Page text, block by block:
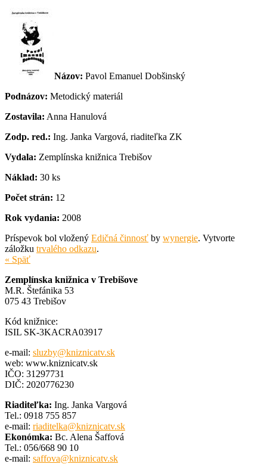
Názov: Pavol Emanuel Dobšinský
Podnázov: Metodický materiál
Zostavila: Anna Hanulová
Zodp. red.: Ing. Janka Vargová, riaditeľka ZK
Vydala: Zemplínska knižnica Trebišov
Náklad: 30 ks
Počet strán: 12
Rok vydania: 2008
Príspevok bol vložený Edičná činnosť by wynergie. Vytvorte
záložku trvalého odkazu.
« Späť
Zemplínska knižnica v Trebišove
M.R. Štefánika 53
075 43 Trebišov
Kód knižnice:
ISIL SK-3KACRA03917
e-mail: sluzby@kniznicatv.sk
web: www.kniznicatv.sk
IČO: 31297731
DIČ: 2020776230
Riaditeľka: Ing. Janka Vargová
Tel.: 0918 755 857
e-mail: riaditelka@kniznicatv.sk
Ekonómka: Bc. Alena Šaffová
Tel.: 056/668 90 10
e-mail: saffova@kniznicatv.sk